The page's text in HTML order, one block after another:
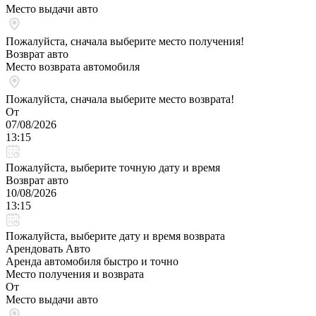
Место выдачи авто
Пожалуйста, сначала выберите место получения!
Возврат авто
Место возврата автомобиля
Пожалуйста, сначала выберите место возврата!
От
07/08/2026
13:15
Пожалуйста, выберите точную дату и время
Возврат авто
10/08/2026
13:15
Пожалуйста, выберите дату и время возврата
Арендовать Авто
Аренда автомобиля быстро и точно
Место получения и возврата
От
Место выдачи авто